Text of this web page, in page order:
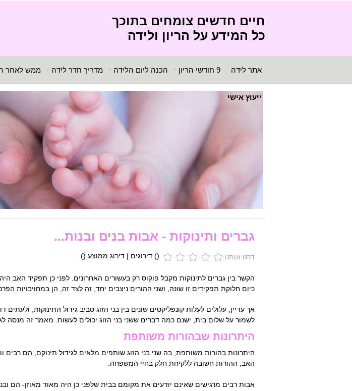
חיים חדשים צומחים בתוכך
כל המידע על הריון ולידה
אתר לידה 9 חודשי הריון הכנה ליום הלידה מדריך חדר לידה ממש לאחר
ייעוץ אישי
גברים ותינוקות - אבות בנים ובנות...
דרגו אותנו: () דירוגים | דירוג ממוצע ()
הקשר בין גברים לתינוקות מקבל פוקוס רק בעשורים האחרונים. לפני כן תפקיד האב
כיום חלוקת תפקידים זו שונה, ושני ההורים ניצבים יחד, זה לצד זה, הן במחויבויות
אך עדיין, עלולים לעלות קונפליקטים שונים בין בני הזוג סביב גידול התינוקות,
לשמור על שלום בית, ישנם כמה דברים ששני בני הזוג יכולים לעשות. מאמר זה
היתרונות שבהורות משותפת
היתרונות בהורות משותפת, בה שני בני הזוג שותפים מלאים לגידול תינוקם, הם רבים
האב, ההורות חשובה ללקיחת חלק בחיי המשפחה.
אבות רבים מרגישים שאינם יודעים את מקומם בבית שלפני כן היה מאוד מאוזן- הם